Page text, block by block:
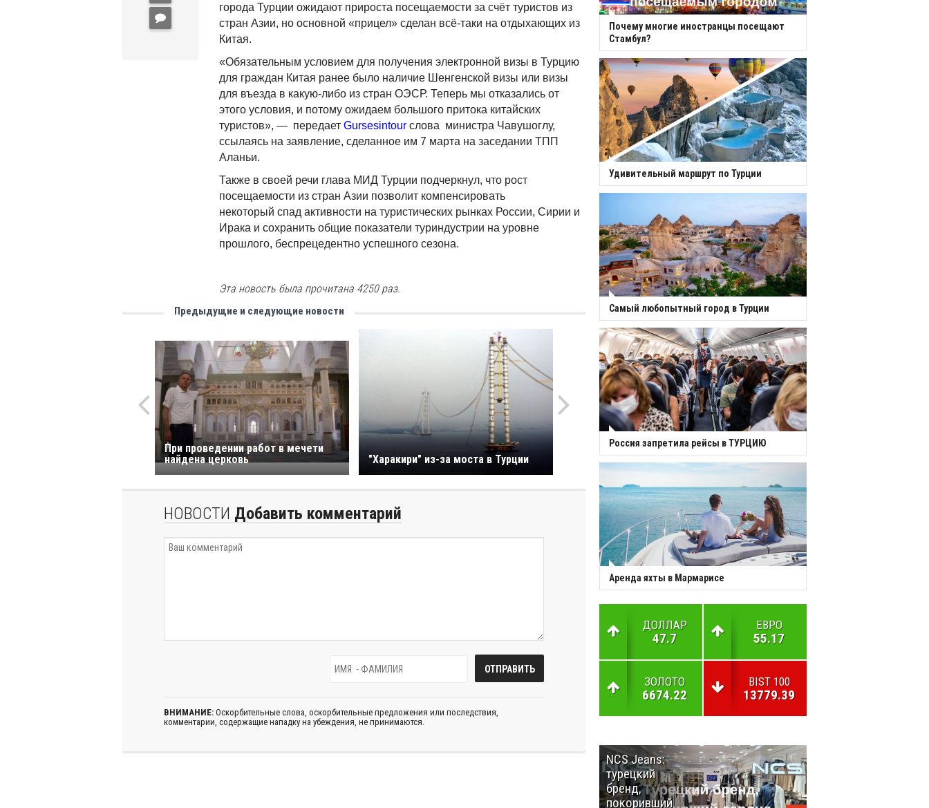
города Турции ожидают прироста посещаемости за счёт туристов из
стран Азии, но основной «прицел» сделан всё-таки на отдыхающих из
Китая.
«Обязательным условием для получения электронной визы в Турцию
для граждан Китая ранее было наличие Шенгенской визы или визы
для въезда в какую-либо из стран ОЭСР. Теперь мы отказались от
этого условия, и потому ожидаем большого притока китайских
туристов», — передает Gursesintour слова министра Чавушоглу,
ссылаясь на заявление, сделанное им 7 марта на заседании ТПП
Аланьи.
Также в своей речи глава МИД Турции подчеркнул, что рост
посещаемости из стран Азии позволит компенсировать
некоторый спад активности на туристических рынках России, Сирии и
Ирака и сохранить общие показатели туриндустрии на уровне
прошлого, беспрецедентно успешного сезона.
Эта новость была прочитана 4250 раз.
Предыдущие и следующие новости
При проведении работ в мечети
найдена церковь
"Харакири" из-за моста в Турции
НОВОСТИ Добавить комментарий
ВНИМАНИЕ: Оскорбительные слова, оскорбительные предложения или последствия,
комментарии, содержащие нападку на убеждения, не принимаются.
Почему многие иностранцы посещают
Стамбул?
Удивительный маршрут по Турции
Самый любопытный город в Турции
Россия запретила рейсы в ТУРЦИЮ
Аренда яхты в Мармарисе
ДОЛЛАР
47.7
ЕВРО
55.17
ЗОЛОТО
6674.22
BIST 100
13779.39
NCS Jeans:
турецкий
бренд,
покоривший